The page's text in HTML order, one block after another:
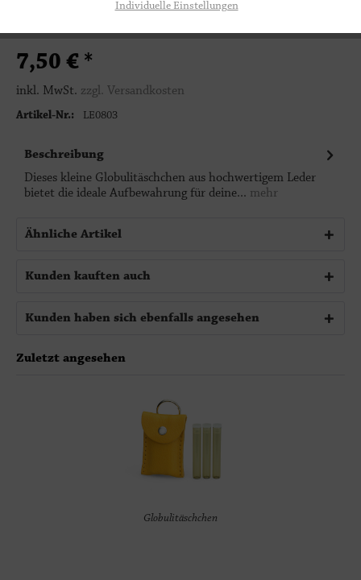
7,50 € *
inkl. MwSt. zzgl. Versandkosten
Artikel-Nr.: LE0803
Beschreibung
Dieses kleine Globulitäschchen aus hochwertigem Leder
bietet die ideale Aufbewahrung für deine... mehr
Ähnliche Artikel
Kunden kauften auch
Kunden haben sich ebenfalls angesehen
Zuletzt angesehen
Globulitäschchen
Individuelle Einstellungen